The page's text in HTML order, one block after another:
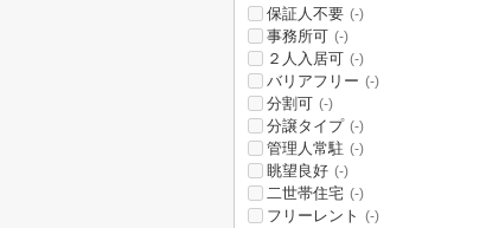
保証人不要 (-)
事務所可 (-)
２人入居可 (-)
バリアフリー (-)
分割可 (-)
分譲タイプ (-)
管理人常駐 (-)
眺望良好 (-)
二世帯住宅 (-)
フリーレント (-)